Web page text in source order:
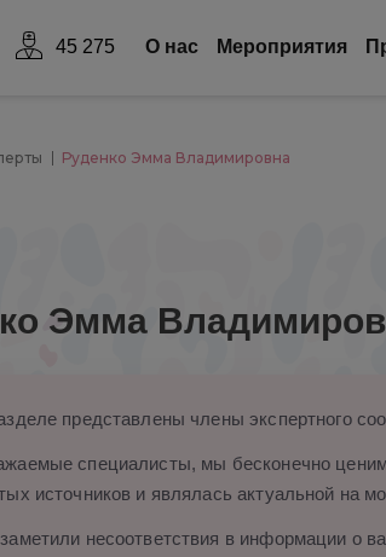
45 275 О нас Mероприятия
Руденко Эмма Владимировна
Эмма
представлены члены экспертного
специалисты, мы бесконечно
источников и являлась актуальной на
несоответствия в информации о